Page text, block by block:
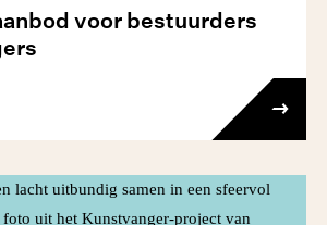
voor bestuurders